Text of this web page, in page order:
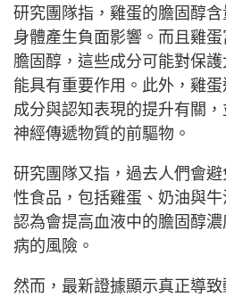
研究團隊指，雞蛋的膽固醇
身體產生負面影響。而且雞
膽固醇，這些成分可能對保
能具有重要作用。此外，雞
成分與認知表現的提升有關
神經傳遞物質的前驅物。
研究團隊又指，過去人們會
性食品，包括雞蛋、奶油與
認為會提高血液中的膽固醇
病的風險。
然而，最新證據顯示真正導